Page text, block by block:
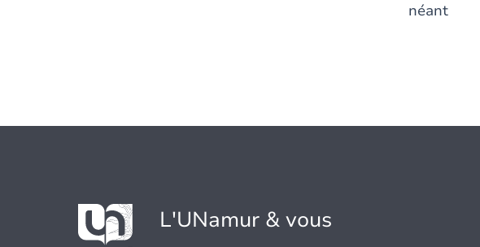
néant
L'UNamur & vous